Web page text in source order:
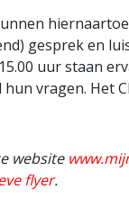
gesprek en
uur staan
vragen. Het
website
flyer.